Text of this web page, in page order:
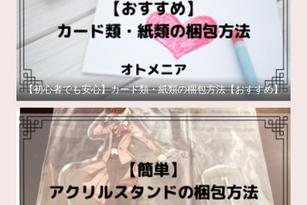
【初心者でも安心】カード類・紙類の梱包方法【おすすめ】